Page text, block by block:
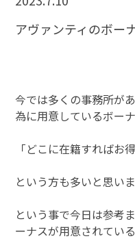
アヴァンティのボー
今では多くの事務所が
為に用意しているボー
「どこに在籍すればお
という方も多いと思い
という事で今日は参考
ーナスが用意されてい